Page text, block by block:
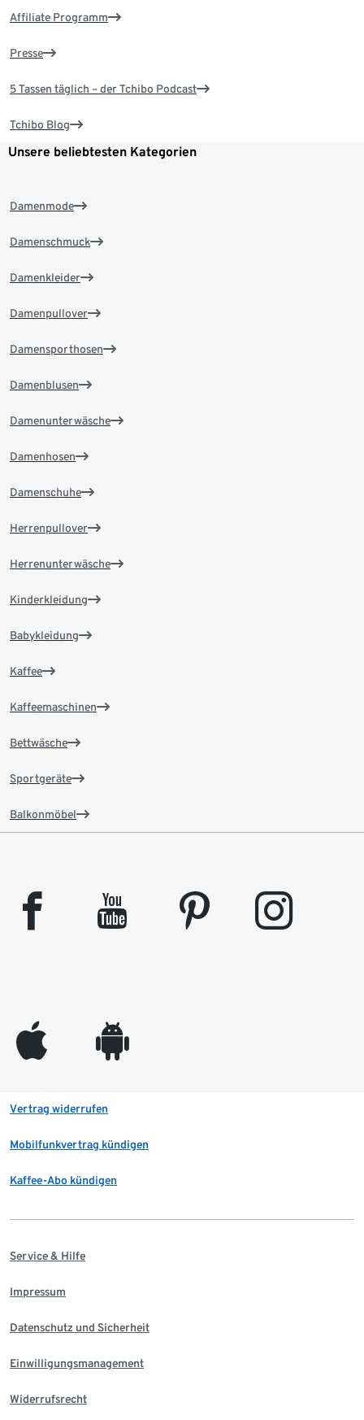
Affiliate Programm
Presse
5 Tassen täglich – der Tchibo Podcast
Tchibo Blog
Unsere beliebtesten Kategorien
Damenmode
Damenschmuck
Damenkleider
Damenpullover
Damensporthosen
Damenblusen
Damenunterwäsche
Damenhosen
Damenschuhe
Herrenpullover
Herrenunterwäsche
Kinderkleidung
Babykleidung
Kaffee
Kaffeemaschinen
Bettwäsche
Sportgeräte
Balkonmöbel
facebook youtube pinterest instagram
appleinc android
Vertrag widerrufen
Mobilfunkvertrag kündigen
Kaffee-Abo kündigen
Service & Hilfe
Impressum
Datenschutz und Sicherheit
Einwilligungsmanagement
Widerrufsrecht